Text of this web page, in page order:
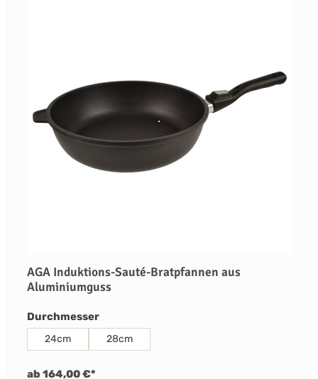
AGA Induktions-Sauté-Bratpfannen aus
Aluminiumguss
Durchmesserauswählen
24cm 28cm
ab 164,00 €*